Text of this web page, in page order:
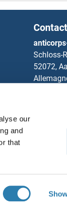
our
and
that
Contact
Schloss-
52072,
+49
+49